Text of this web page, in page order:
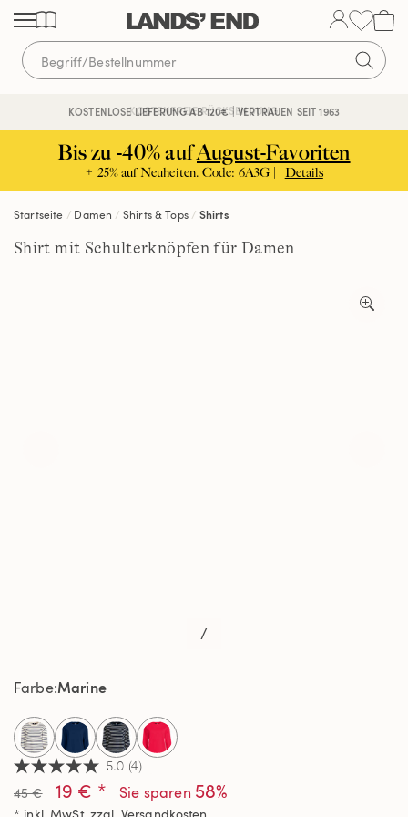
Direkt
zum
Inhalt
Direkt
zur
Navigation
Direkt
zur
Suche
KOSTENLOSE LIEFERUNG AB 120€ | VERTRAUEN SEIT 1963
KOSTENFREIE RÜCKSENDUNG
Bis zu -40% aufAugust-Favoriten
+ 25% auf Neuheiten. Code: 6A3G | Details
Startseite Damen Shirts & Tops Shirts
Shirt mit Schulterknöpfen für Damen
/
5.0
von
5
5.0 (4)
45 € 19 € * Sie sparen 58%
FarbeMarine
selected